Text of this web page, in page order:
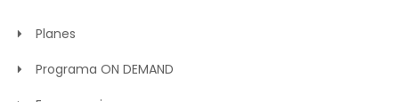
Planes
Programa ON DEMAND